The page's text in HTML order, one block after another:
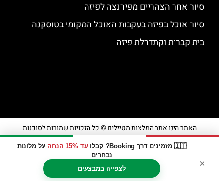
🇮🇹 מזמינים דרך Booking? קבלו עד 15% הנחה
על מלונות
נבחרים
לצפייה במבצעים
×
סיור אחר הצהריים מפירנצה לפיזה
סיור אוכל בפיזה בעקבות האוכל המקומי בטוסקנה
בית קברות וקתדרלת פיזה
האתר הינו אתר המלצות מטיילים © כל הזכויות שמורות לסוכנות
מדיניות פרטיות